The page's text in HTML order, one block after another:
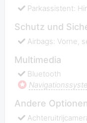
Parkassistent:
Schutz und
Airbags: Vorne,
Multimedia
Bluetooth
Andere Optionen